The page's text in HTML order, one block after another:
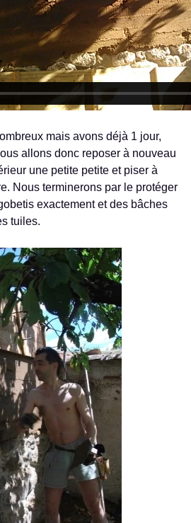
mais avons déjà 1 jour,
allons donc reposer à nouveau
une petite petite et piser à
Nous terminerons par le protéger
exactement et des bâches
tuiles.